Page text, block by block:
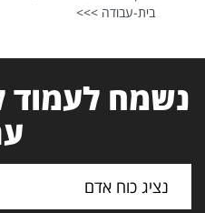
בית-עבודה >>>
נשמח לעמוד
נציג כוח אדם